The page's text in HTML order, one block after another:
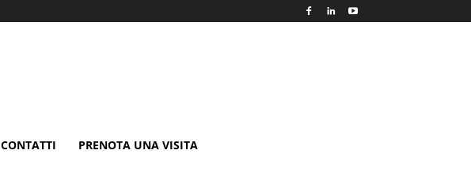
CONTATTI PRENOTA UNA VISITA